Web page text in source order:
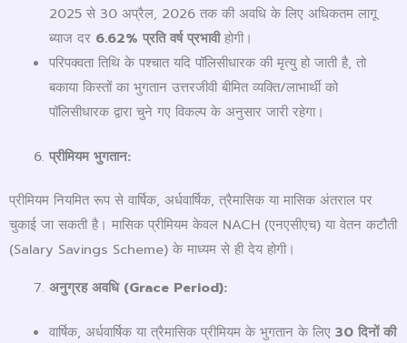
2025 से 30 अप्रैल, 2026 तक की अवधि के लिए अधिकतम लागू
ब्याज दर 6.62% प्रति वर्ष प्रभावीहोगी।
परिपक्वता तिथि के पश्चात यदि पॉलिसीधारक की मृत्यु हो जाती है, तो
बकाया किस्तों का भुगतान उत्तरजीवी बीमित व्यक्ति/लाभार्थी को
पॉलिसीधारक द्वारा चुने गए विकल्प के अनुसार जारी रहेगा।
प्रीमियम भुगतान:
प्रीमियम नियमित रूप से वार्षिक, अर्धवार्षिक, त्रैमासिक या मासिक अंतराल पर
चुकाई जा सकती है। मासिक प्रीमियम केवल NACH (एनएसीएच) या वेतन कटौती
(Salary Savings Scheme) के माध्यम से ही देय होगी।
अनुग्रह अवधि (Grace Period):
वार्षिक, अर्धवार्षिक या त्रैमासिक प्रीमियम के भुगतान के लिए 30 दिनों की